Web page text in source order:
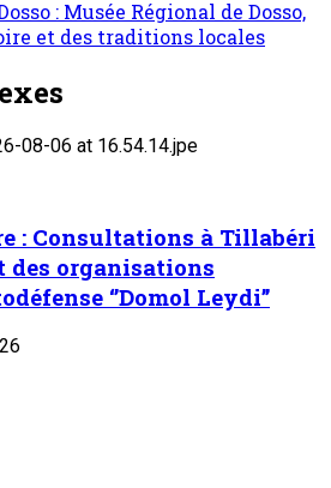
: Musée Régional de Dosso,
et des traditions locales
: Consultations à Tillabéri
des organisations
‘’Domol Leydi’’